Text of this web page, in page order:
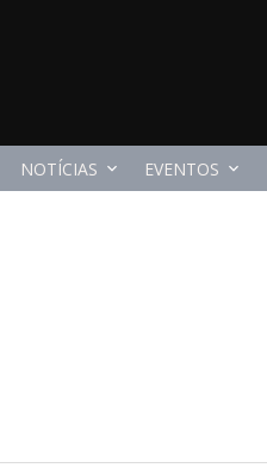
NOTÍCIAS EVENTOS